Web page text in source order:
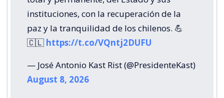
instituciones, con la recuperación de la
paz y la tranquilidad de los chilenos. 💪
🇨🇱 https://t.co/VQntj2DUFU
— José Antonio Kast Rist (@PresidenteKast)
August 8, 2026